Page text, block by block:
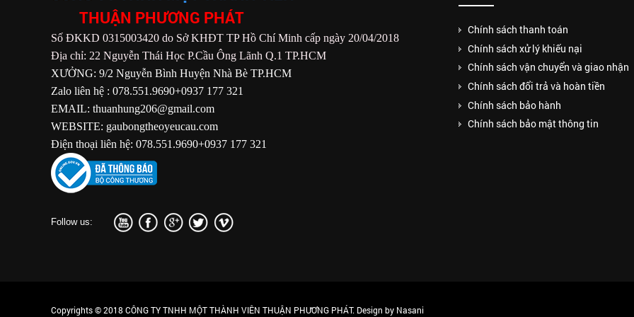
THUẬN PHƯƠNG PHÁT
Số ĐKKD 0315003420 do Sở KHĐT TP Hồ Chí Minh cấp ngày 20/04/2018
Địa chỉ: 22 Nguyễn Thái Học P.Cầu Ông Lãnh Q.1 TP.HCM
XƯỞNG: 9/2 Nguyễn Bình Huyện Nhà Bè TP.HCM
Zalo liên hệ : 078.551.9690+0937 177 321
EMAIL: thuanhung206@gmail.com
WEBSITE: gaubongtheoyeucau.com
Điện thoại liên hệ: 078.551.9690+0937 177 321
Follow us:
Chính sách thanh toán
Chính sách xử lý khiếu nại
Chính sách vận chuyển và giao nhận
Chính sách đổi trả và hoàn tiền
Chính sách bảo hành
Chính sách bảo mật thông tin
Copyrights © 2018 CÔNG TY TNHH MỘT THÀNH VIÊN THUẬN PHƯƠNG PHÁT. Design by Nasani